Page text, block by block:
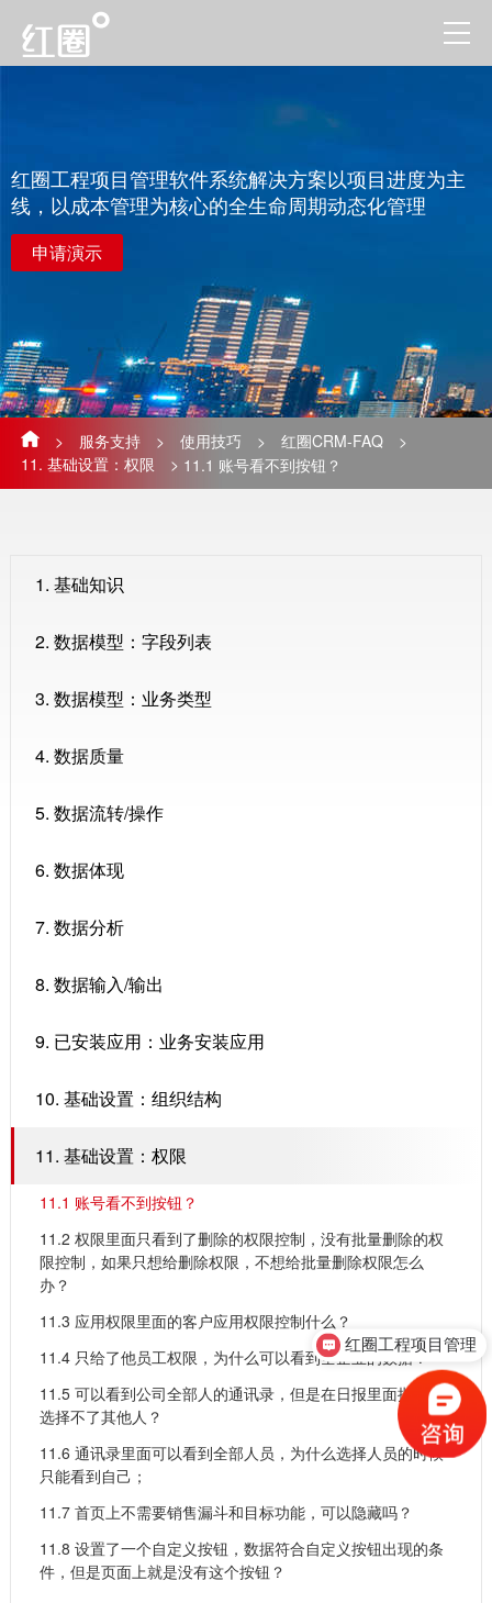
红圈工程项目管理软件系统解决方案以项目进度为主
线，以成本管理为核心的全生命周期动态化管理
申请演示
> 服务支持 > 使用技巧 > 红圈CRM-FAQ
>
11. 基础设置：权限
> 11.1 ​账号看不到按钮？
1. 基础知识
2. 数据模型：字段列表
3. 数据模型：业务类型
4. 数据质量
5. 数据流转/操作
6. 数据体现
7. 数据分析
8. 数据输入/输出
9. 已安装应用：业务安装应用
10. 基础设置：组织结构
11. 基础设置：权限
11.1 ​账号看不到按钮？
11.2 ​权限里面只看到了删除的权限控制，没有批量删除的权
限控制，如果只想给删除权限，不想给批量删除权限怎么
办？
11.3 ​应用权限里面的客户应用权限控制什么？
11.4 ​只给了他员工权限，为什么可以看到全企业的数据？
11.5 ​可以看到公司全部人的通讯录，但是在日报里面批阅人
选择不了其他人？
11.6 ​通讯录里面可以看到全部人员，为什么选择人员的时候
只能看到自己；
11.7 ​首页上不需要销售漏斗和目标功能，可以隐藏吗？
11.8 ​设置了一个自定义按钮，数据符合自定义按钮出现的条
件，但是页面上就是没有这个按钮？
红圈工程项目管理